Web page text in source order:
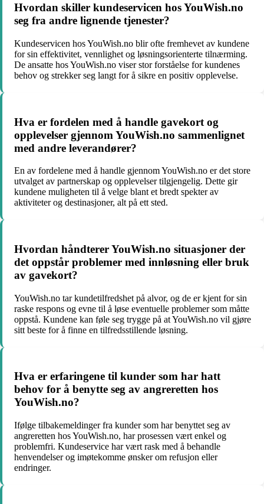
Hvordan skiller kundeservicen hos YouWish.no
seg fra andre lignende tjenester?
Kundeservicen hos YouWish.no blir ofte fremhevet av kundene
for sin effektivitet, vennlighet og løsningsorienterte tilnærming.
De ansatte hos YouWish.no viser stor forståelse for kundenes
behov og strekker seg langt for å sikre en positiv opplevelse.
Hva er fordelen med å handle gavekort og
opplevelser gjennom YouWish.no sammenlignet
med andre leverandører?
En av fordelene med å handle gjennom YouWish.no er det store
utvalget av partnerskap og opplevelser tilgjengelig. Dette gir
kundene muligheten til å velge blant et bredt spekter av
aktiviteter og destinasjoner, alt på ett sted.
Hvordan håndterer YouWish.no situasjoner der
det oppstår problemer med innløsning eller bruk
av gavekort?
YouWish.no tar kundetilfredshet på alvor, og de er kjent for sin
raske respons og evne til å løse eventuelle problemer som måtte
oppstå. Kundene kan føle seg trygge på at YouWish.no vil gjøre
sitt beste for å finne en tilfredsstillende løsning.
Hva er erfaringene til kunder som har hatt
behov for å benytte seg av angreretten hos
YouWish.no?
Ifølge tilbakemeldinger fra kunder som har benyttet seg av
angreretten hos YouWish.no, har prosessen vært enkel og
problemfri. Kundeservice har vært rask med å behandle
henvendelser og imøtekomme ønsker om refusjon eller
endringer.